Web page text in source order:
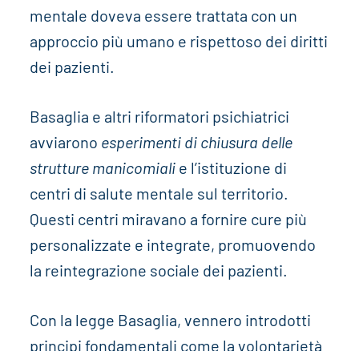
mentale doveva essere trattata con un
approccio più umano e rispettoso dei diritti
dei pazienti.
Basaglia e altri riformatori psichiatrici
avviarono esperimenti di chiusura delle
strutture manicomiali e l’istituzione di
centri di salute mentale sul territorio.
Questi centri miravano a fornire cure più
personalizzate e integrate, promuovendo
la reintegrazione sociale dei pazienti.
Con la legge Basaglia, vennero introdotti
principi fondamentali come la volontarietà